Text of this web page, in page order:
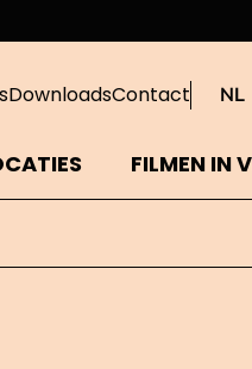
DownloadsContact NL
FILMEN IN